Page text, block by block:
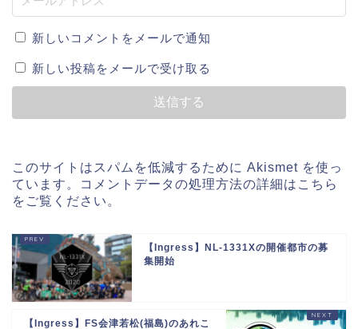
新しいコメントをメールで通知
新しい投稿をメールで受け取る
このサイトはスパムを低減するために Akismet を使っ
ています。
コメントデータの処理方法の詳細はこちら
をご覧ください 。
【Ingress】NL-1331Xの開催都市の募
集開始
【Ingress】FS会津若松(福島)のあれこ